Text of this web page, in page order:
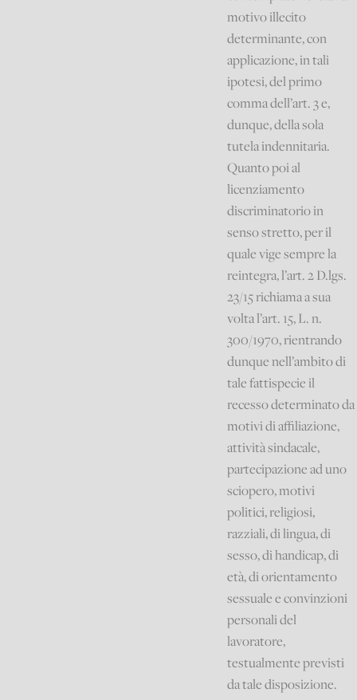
motivo illecito
determinante, con
applicazione, in tali
ipotesi, del primo
comma dell’art. 3 e,
dunque, della sola
tutela indennitaria.
Quanto poi al
licenziamento
discriminatorio in
senso stretto, per il
quale vige sempre la
reintegra, l’art. 2 D.lgs.
23/15 richiama a sua
volta l’art. 15, L. n.
300/1970, rientrando
dunque nell’ambito di
tale fattispecie il
recesso determinato da
motivi di affiliazione,
attività sindacale,
partecipazione ad uno
sciopero, motivi
politici, religiosi,
razziali, di lingua, di
sesso, di handicap, di
età, di orientamento
sessuale e convinzioni
personali del
lavoratore,
testualmente previsti
da tale disposizione.